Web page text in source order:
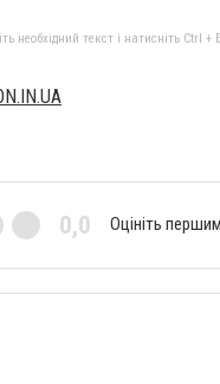
необхідний текст і натисніть Ctrl
0,0 Оцініть першим